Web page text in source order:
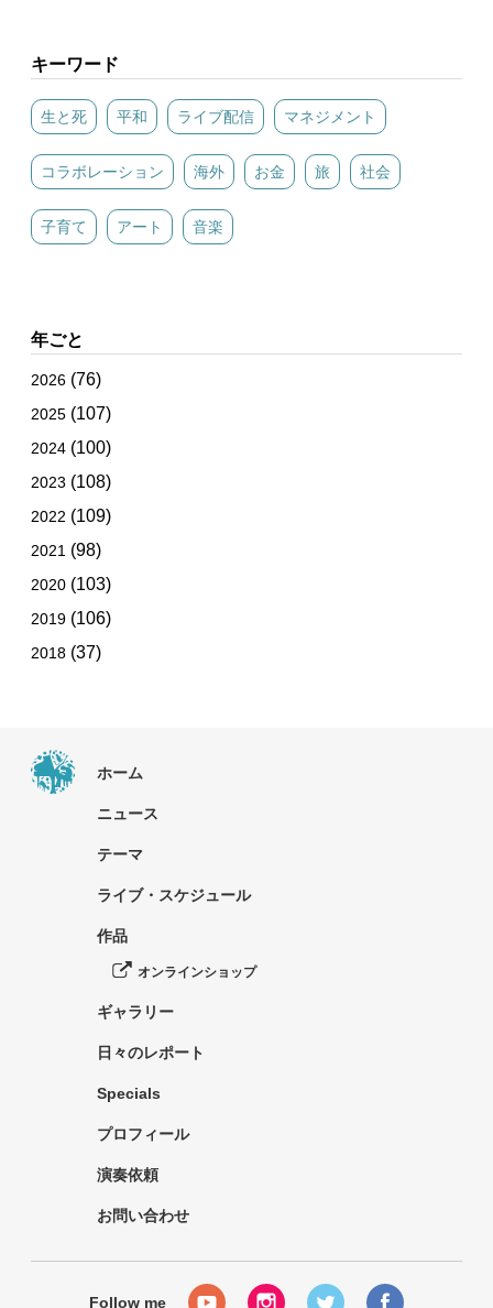
キーワード
生と死 平和 ライブ配信 マネジメント
コラボレーション 海外 お金 旅 社会
子育て アート 音楽
年ごと
2026 (76)
2025 (107)
2024 (100)
2023 (108)
2022 (109)
2021 (98)
2020 (103)
2019 (106)
2018 (37)
ホーム
ニュース
テーマ
ライブ・スケジュール
作品
オンラインショップ
ギャラリー
日々のレポート
Specials
プロフィール
演奏依頼
お問い合わせ